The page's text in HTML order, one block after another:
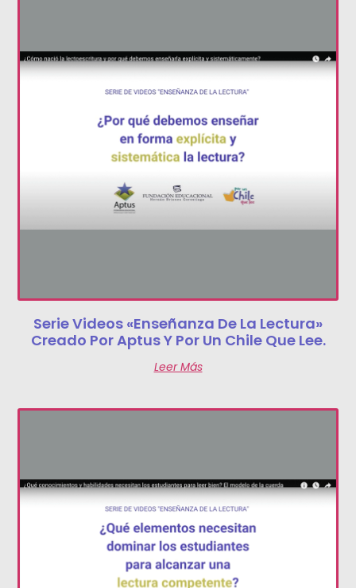
Serie Videos «Enseñanza De La Lectura»
Creado Por Aptus Y Por Un Chile Que Lee.
Leer Más